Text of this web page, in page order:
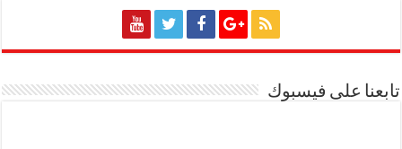
تابعنا على فيسبوك